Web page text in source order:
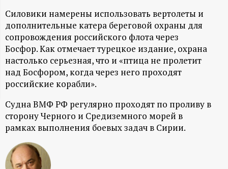
о
р
м
а
ц
и
о
Силовики намерены использовать вертолеты и
дополнительные катера береговой охраны для
сопровождения российского флота через
Босфор. Как отмечает турецкое издание, охрана
настолько серьезная, что и «птица не пролетит
над Босфором, когда через него проходят
российские корабли».
Судна ВМФ РФ регулярно проходят по проливу в
сторону Черного и Средиземного морей в
рамках выполнения боевых задач в Сирии.